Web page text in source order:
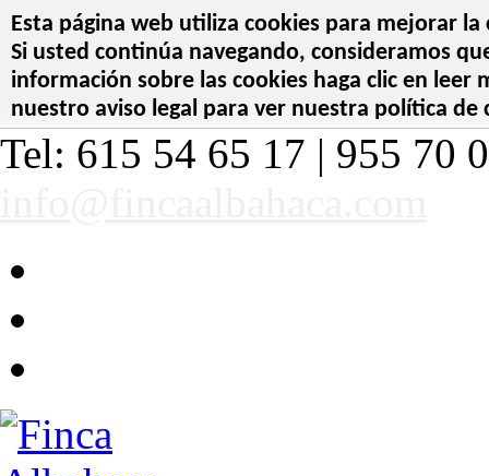
Esta página web utiliza cookies para mejorar
Si usted continúa navegando, consideramos
información sobre las cookies haga clic en leer
nuestro aviso legal para ver nuestra política de
Tel: 615 54 65 17 | 955 70